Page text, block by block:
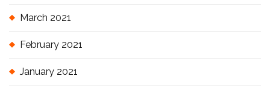
March 2021
February 2021
January 2021